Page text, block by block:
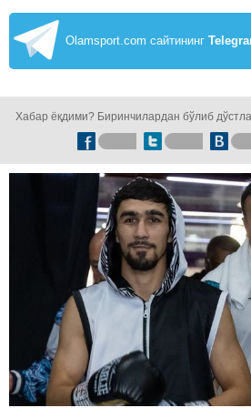
Olamsport.com сайтининг
Хабар ёқдими? Биринчилардан бўлиб